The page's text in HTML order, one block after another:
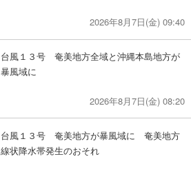
2026年8月7日(金) 09:40
台風１３号 奄美地方全域と沖縄本島地方が
暴風域に
2026年8月7日(金) 08:20
台風１３号 奄美地方が暴風域に 奄美地方
線状降水帯発生のおそれ